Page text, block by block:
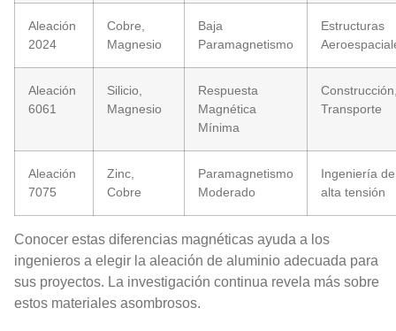
Aleación
2024
Cobre,
Magnesio
Baja
Paramagnetismo
Estructuras
Aleación
6061
Silicio,
Magnesio
Respuesta
Magnética
Mínima
Transporte
Aleación
7075
Zinc,
Cobre
Paramagnetismo
Moderado
Ingeniería de
alta tensión
Conocer estas diferencias magnéticas ayuda a los
ingenieros a elegir la aleación de aluminio adecuada para
sus proyectos. La investigación continua revela más sobre
estos materiales asombrosos.